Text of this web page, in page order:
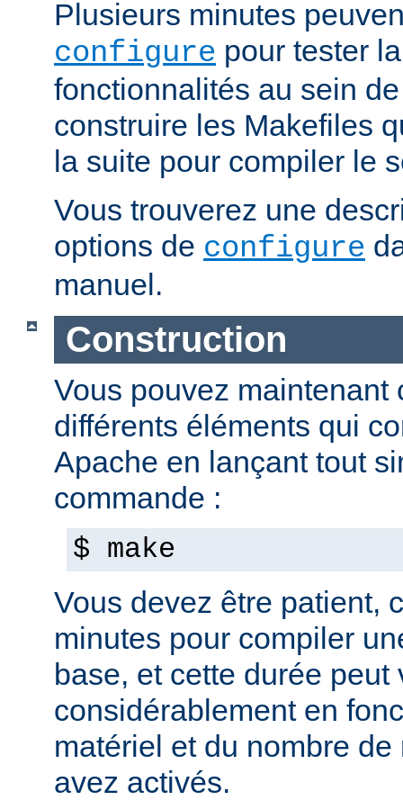
Plusieurs minutes
configure pour tester
fonctionnalités au sein
construire les Makefiles
la suite pour compiler le
Vous trouverez une
options de configure
manuel.
Construction
Vous pouvez maintenant
différents éléments qui
Apache en lançant tout
commande :
$ make
Vous devez être patient,
minutes pour compiler
base, et cette durée peut
considérablement en
matériel et du nombre
avez activés.